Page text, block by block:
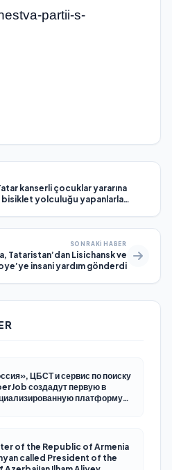
partii-s-
kanserli çocuklar yararına
bisiklet yolculuğu yapanlarla
SONRAKI HABER
Tataristan’dan Lisichansk ve
insani yardım gönderdi
ЦБСТ и сервис по поиску
создадут первую в
платформу
of the Republic of Armenia
called President of the